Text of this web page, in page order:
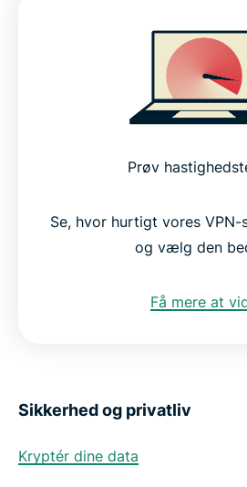
Prøv
Se, hvor hurtigt vores VPN-
og vælg den
Få mere at
Sikkerhed og privatliv
Kryptér dine data